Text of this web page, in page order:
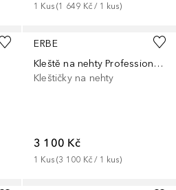
1 Kus (1 649 Kč / 1 kus)
ERBE
Kleště na nehty Professional, krabicový kloub, 11,5 cm
Kleštičky na nehty
3 100 Kč
1 Kus (3 100 Kč / 1 kus)